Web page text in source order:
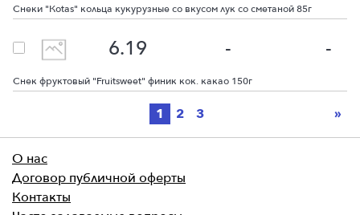
Снеки "Кotas" кольца кукурузные со вкусом лук со сметаной 85г
Снек фруктовый "Fruitsweet" финик кок. какао 150г
6.19 - -
1 2 3 »
О нас
Договор публичной оферты
Контакты